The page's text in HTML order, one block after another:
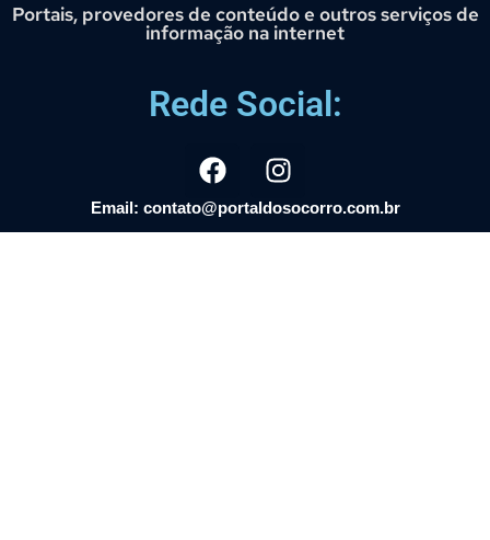
Portais, provedores de conteúdo e outros serviços de
informação na internet
Rede Social:
Email: contato@portaldosocorro.com.br